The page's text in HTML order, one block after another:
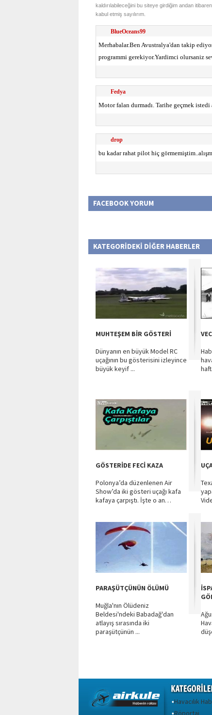
kaldırılabileceğini bu siteye girdiğim andan itibaren
kabul etmiş sayılırım.
BlueOceans99
Merhabalar.Ben Avustralya'dan takip
programmi gerekiyor.Yardimci olursaniz
Fedya
Motor falan durmadı. Tarihe geçmek
drop
bu kadar rahat pilot hiç
FACEBOOK YORUM
KATEGORİDEKİ DİĞER HABERLER
MUHTEŞEM BİR GÖSTERİ
Dünyanın en büyük Model RC
uçağının bu gösterisini izleyince
büyük keyif ...
GÖSTERİDE FECİ KAZA
Polonya’da düzenlenen Air
Show’da iki gösteri uçağı kafa
kafaya çarpıştı. İşte o an…
PARAŞÜTÇÜNÜN ÖLÜMÜ
Muğla'nın Ölüdeniz
Beldesi'ndeki Babadağ'dan
atlayış sırasında iki
paraşütçünün ...
•Havacılık
•Röportaj